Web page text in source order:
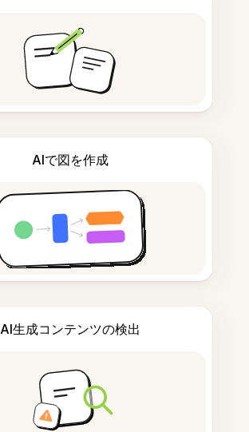
AIで図を作成
AI生成コンテンツの検出